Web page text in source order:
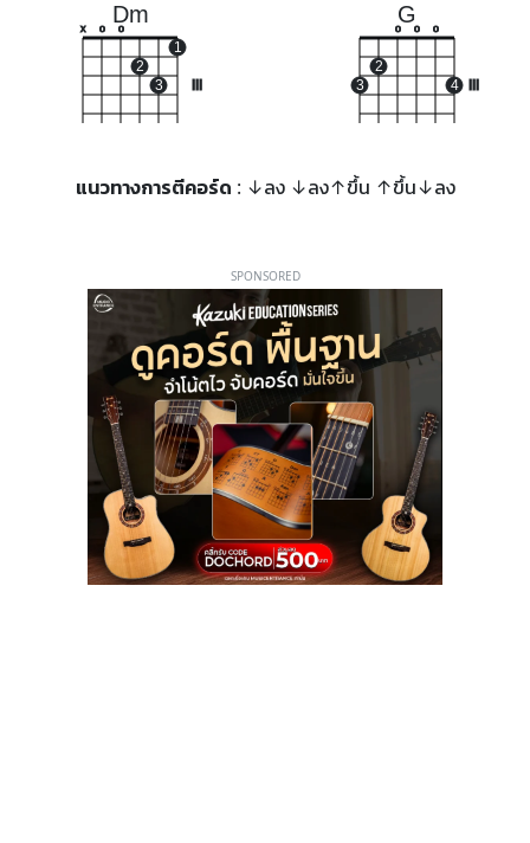
Dm
x o o
2
3
1
G
3
2
o o o
4
แนวทางการตีคอร์ด : ↓ลง ↓ลง↑ขึ้น ↑ขึ้น↓ลง
SPONSORED